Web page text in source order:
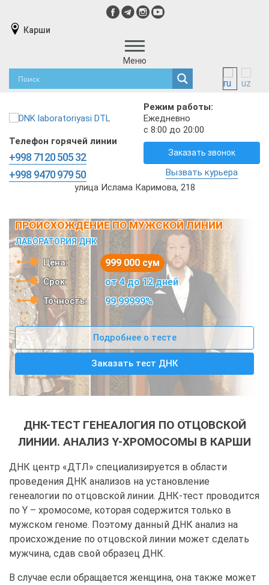
Карши
Меню
Режим работы:
Ежедневно
с 8:00 до 20:00
Телефон горячей линии
+998 7120 505 32
+998 9470 979 50
Заказать звонок
Вызвать курьера
улица Ислама Каримова, 218
ПРОИСХОЖДЕНИЕ ПО МУЖСКОЙ ЛИНИИ
ЛАБОРАТОРИЯ ДНК
Цена: 999 000 сум
Срок: от 4 до 12 дней
Точность: 99,99999%
Подробнее о тесте
Заказать тест ДНК
ДНК-ТЕСТ ГЕНЕАЛОГИЯ ПО ОТЦОВСКОЙ
ЛИНИИ. АНАЛИЗ Y-ХРОМОСОМЫ В КАРШИ
ДНК центр «ДТЛ» специализируется в области
проведения ДНК анализов на установление
генеалогии по отцовской линии. ДНК-тест проводится
по Y – хромосоме, которая содержится только в
мужском геноме. Поэтому данный ДНК анализ на
происхождение по отцовской линии может сделать
мужчина, сдав свой образец ДНК.
В случае если обращается женщина, она также может